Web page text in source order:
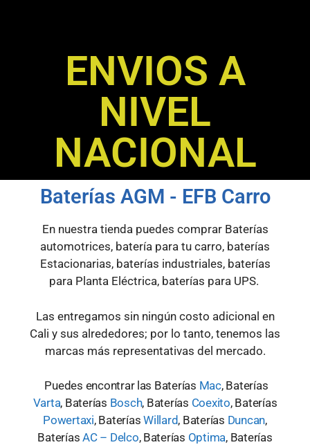
ENVIOS A
NIVEL
NACIONAL
Baterías AGM - EFB Carro
En nuestra tienda puedes comprar Baterías
automotrices, batería para tu carro, baterías
Estacionarias, baterías industriales, baterías
para Planta Eléctrica, baterías para UPS.
Las entregamos sin ningún costo adicional en
Cali y sus alrededores; por lo tanto, tenemos las
marcas más representativas del mercado.
Puedes encontrar las Baterías Mac, Baterías
Varta, Baterías Bosch, Baterías Coexito, Baterías
Powertaxi, BateríasWillard, Baterías Duncan,
BateríasAC – Delco, Baterías Optima, Baterías